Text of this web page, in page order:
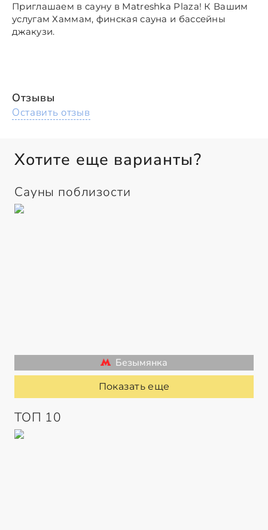
Приглашаем в сауну в Matreshka Plaza! К Вашим
услугамХаммам, финская сауна и бассейны
джакузи.
Отзывы
Оставить отзыв
Хотите еще варианты?
Сауны поблизости
Безымянка
Показать еще
ТОП 10